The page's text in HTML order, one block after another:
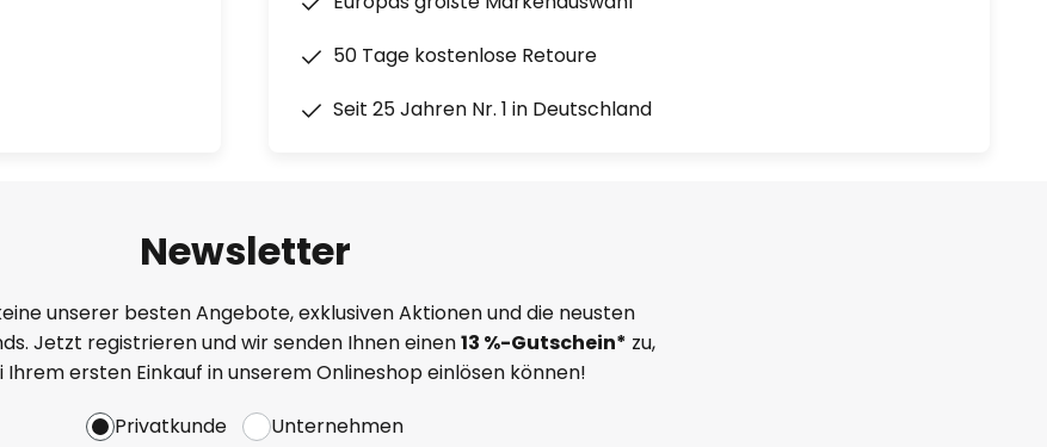
50 Tage kostenlose Retoure
Seit 25 Jahren Nr. 1 in Deutschland
Newsletter
unserer besten Angebote, exklusiven Aktionen und die neusten
Jetzt registrieren und wir senden Ihnen einen13 %-Gutschein* zu,
Ihrem ersten Einkauf in unserem Onlineshop einlösen können!
Privatkunde
Unternehmen